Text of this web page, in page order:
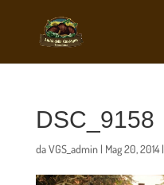
DSC_9158
daVGS_admin| Mag 20, 2014|